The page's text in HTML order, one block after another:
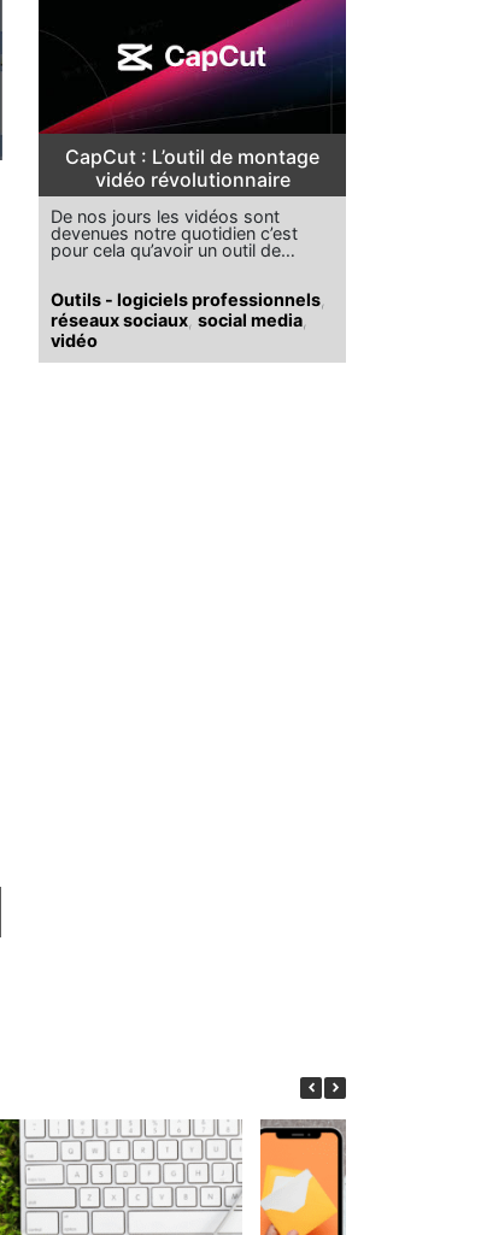
CapCut : L’outil de montage
vidéo révolutionnaire
De nos jours les vidéos sont
devenues notre quotidien c’est
pour cela qu’avoir un outil de…
Outils - logiciels professionnels
réseaux sociaux social media
vidéo